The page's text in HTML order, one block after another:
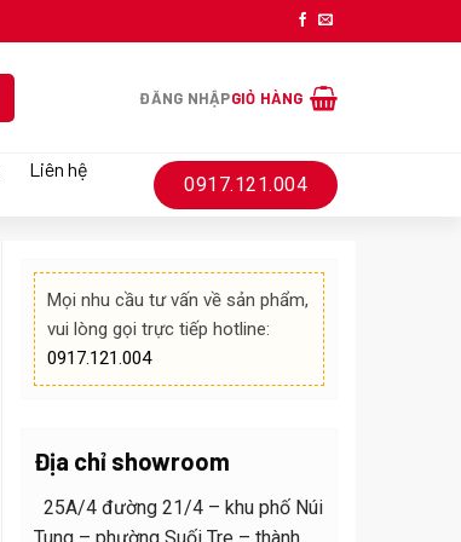
ĐĂNG NHẬPGIỎ HÀNG
Liên hệ
0917.121.004
Mọi nhu cầu tư vấn về sản phẩm,
vui lòng gọi trực tiếp hotline:
0917.121.004
Địa chỉ showroom
25A/4 đường 21/4 – khu phố Núi